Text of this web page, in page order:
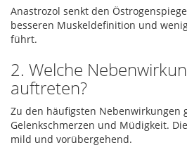
Anastrozol senkt den
besseren Muskeldefinition und
führt.
2. Welche
auftreten?
Zu den häufigsten Nebenwirkungen
Gelenkschmerzen und Müdigkeit.
mild und vorübergehend.